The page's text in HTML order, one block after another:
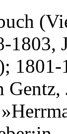
1803,
Gentz,